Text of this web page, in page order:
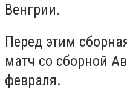
Венгрии.
Перед этим
матч со сборной
февраля.